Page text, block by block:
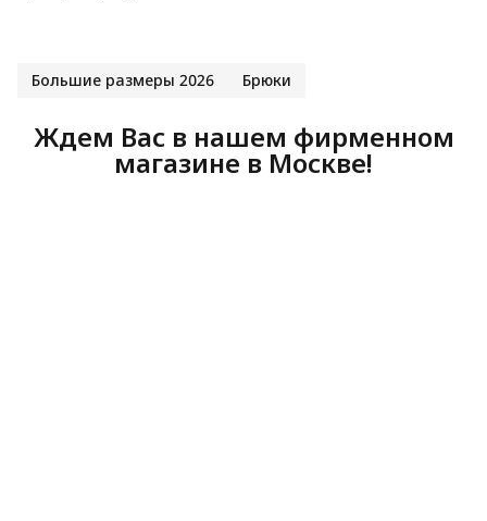
Большие размеры 2026 Брюки
Ждем Вас в нашем фирменном
магазине в Москве!